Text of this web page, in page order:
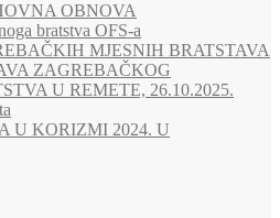
OBNOVA
bratstva OFS-a
MJESNIH BRATSTAVA
ZAGREBAČKOG
U REMETE, 26.10.2025.
U KORIZMI 2024. U